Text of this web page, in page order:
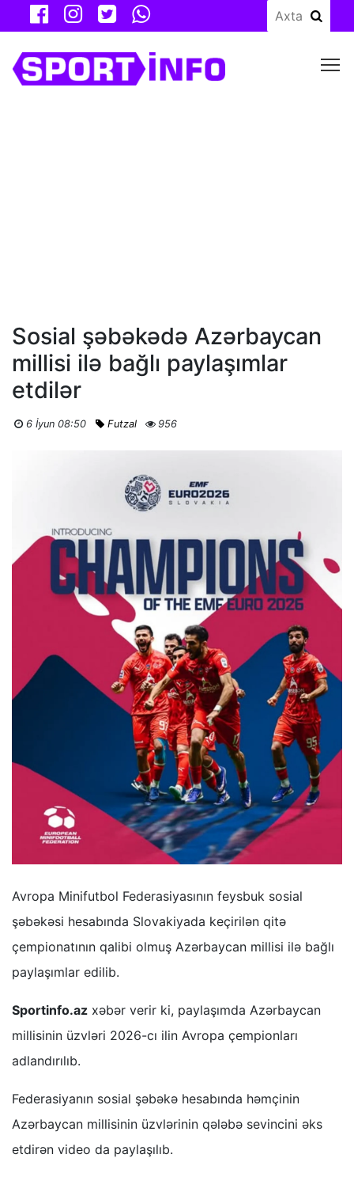
Sosial şəbəkədə Azərbaycan
millisi ilə bağlı paylaşımlar
etdilər
6 İyun 08:50 Futzal 956
Avropa Minifutbol Federasiyasının feysbuk sosial
şəbəkəsi hesabında Slovakiyada keçirilən qitə
çempionatının qalibi olmuş Azərbaycan millisi ilə bağlı
paylaşımlar edilib.
Sportinfo.az xəbər verir ki, paylaşımda Azərbaycan
millisinin üzvləri 2026-cı ilin Avropa çempionları
adlandırılıb.
Federasiyanın sosial şəbəkə hesabında həmçinin
Azərbaycan millisinin üzvlərinin qələbə sevincini əks
etdirən video da paylaşılıb.